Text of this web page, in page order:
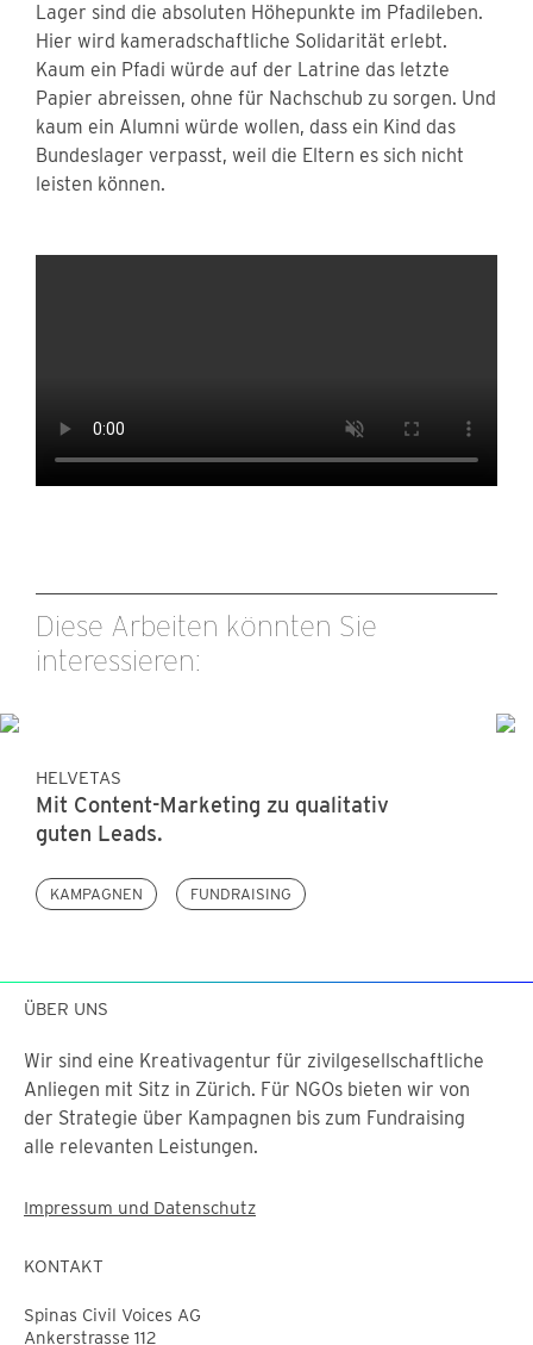
Lager sind die absoluten Höhepunkte im Pfadileben.
Hier wird kameradschaftliche Solidarität erlebt.
Kaum ein Pfadi würde auf der Latrine das letzte
Papier abreissen, ohne für Nachschub zu sorgen. Und
kaum ein Alumni würde wollen, dass ein Kind das
Bundeslager verpasst, weil die Eltern es sich nicht
leisten können.
Diese Arbeiten könnten Sie
interessieren:
HELVETAS
Mit Content-Marketing zu qualitativ
guten Leads.
KAMPAGNEN FUNDRAISING
ÜBER UNS
Wir sind eine Kreativagentur für zivilgesellschaftliche
Anliegen mit Sitz in Zürich. Für NGOs bieten wir von
der Strategie über Kampagnen bis zum Fundraising
alle relevanten Leistungen.
Impressum und Datenschutz
KONTAKT
Spinas Civil Voices AG
Ankerstrasse 112